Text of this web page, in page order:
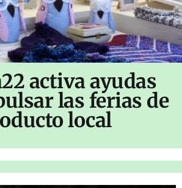
activa ayudas
las ferias de
local